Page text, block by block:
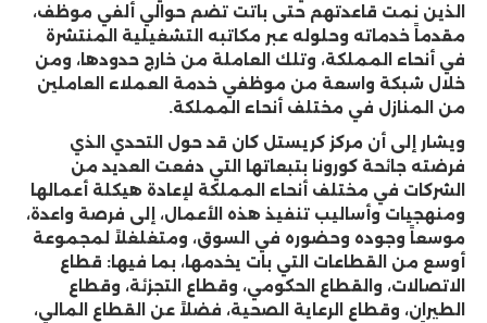
الذين نمت قاعدتهم حتى باتت تضم حوالي ألفي موظف،
مقدماً خدماته وحلوله عبر مكاتبه التشغيلية المنتشرة
في أنحاء المملكة، وتلك العاملة من خارج حدودها، ومن
خلال شبكة واسعة من موظفي خدمة العملاء العاملين
من المنازل في مختلف أنحاء المملكة.
ويشار إلى أن مركز كريستل كان قد حول التحدي الذي
فرضته جائحة كورونا بتبعاتها التي دفعت العديد من
الشركات في مختلف أنحاء المملكة لإعادة هيكلة أعمالها
ومنهجيات وأساليب تنفيذ هذه الأعمال، إلى فرصة واعدة،
موسعاً وجوده وحضوره في السوق، ومتغلغلاً لمجموعة
أوسع من القطاعات التي بات يخدمها، بما فيها: قطاع
الاتصالات، والقطاع الحكومي، وقطاع التجزئة، وقطاع
الطيران، وقطاع الرعاية الصحية، فضلاً عن القطاع المالي،